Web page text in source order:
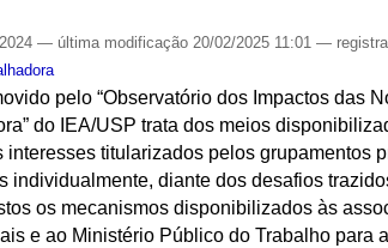
— última modificação 20/02/2025 11:01—
pelo “Observatório dos Impactos das
do IEA/USP trata dos meios
interesses titularizados pelos grupamentos
individualmente, diante dos desafios
os mecanismos disponibilizados às
e ao Ministério Público do Trabalho para